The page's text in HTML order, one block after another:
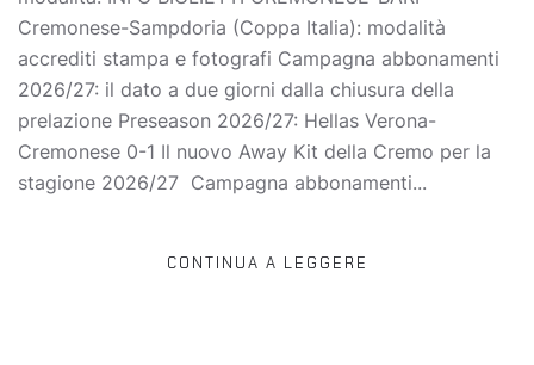
Cremonese-Sampdoria (Coppa Italia): modalità
accrediti stampa e fotografi Campagna abbonamenti
2026/27: il dato a due giorni dalla chiusura della
prelazione Preseason 2026/27: Hellas Verona-
Cremonese 0-1 Il nuovo Away Kit della Cremo per la
stagione 2026/27 Campagna abbonamenti...
CONTINUA A LEGGERE